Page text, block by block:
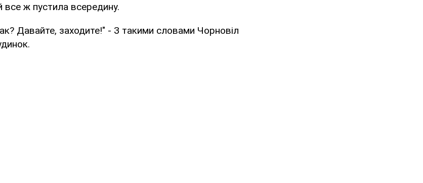
все ж пустила всередину.
Давайте, заходите!" - З такими словами Чорновіл